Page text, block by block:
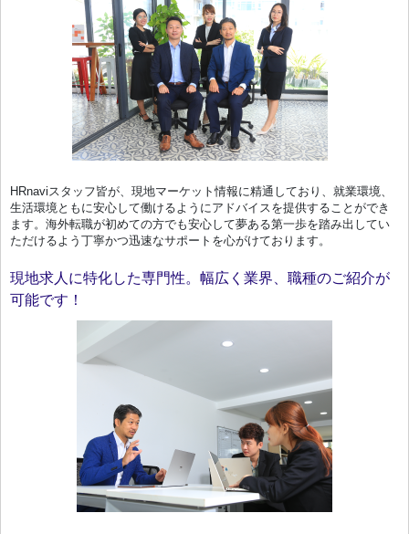
HRnaviスタッフ皆が、現地マーケット情報に精通しており、就業環境、
生活環境ともに安心して働けるようにアドバイスを提供することができ
ます。海外転職が初めての方でも安心して夢ある第一歩を踏み出してい
ただけるよう丁寧かつ迅速なサポートを心がけております。
現地求人に特化した専門性。幅広く業界、職種のご紹介が
可能です！